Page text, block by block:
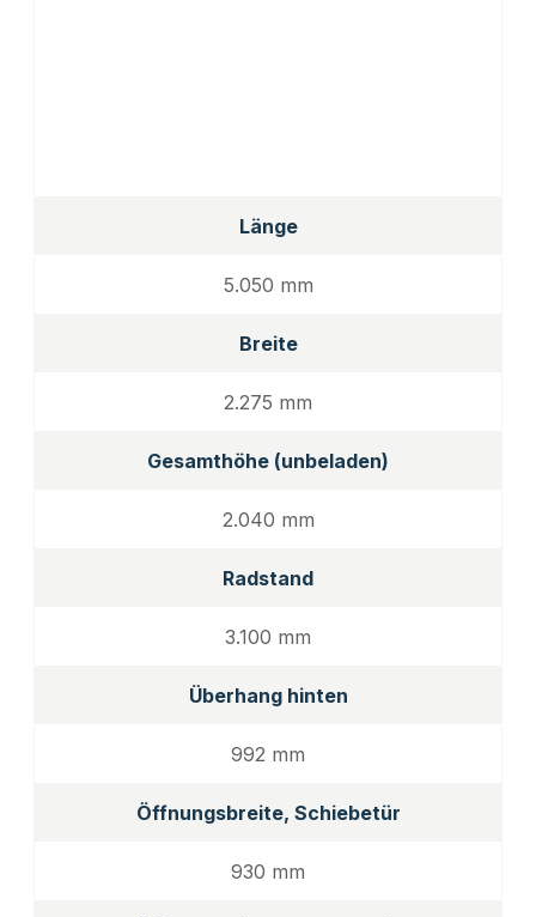
Länge
5.050 mm
Breite
2.275 mm
Gesamthöhe (unbeladen)
2.040 mm
Radstand
3.100 mm
Überhang hinten
992 mm
Öffnungsbreite, Schiebetür
930 mm